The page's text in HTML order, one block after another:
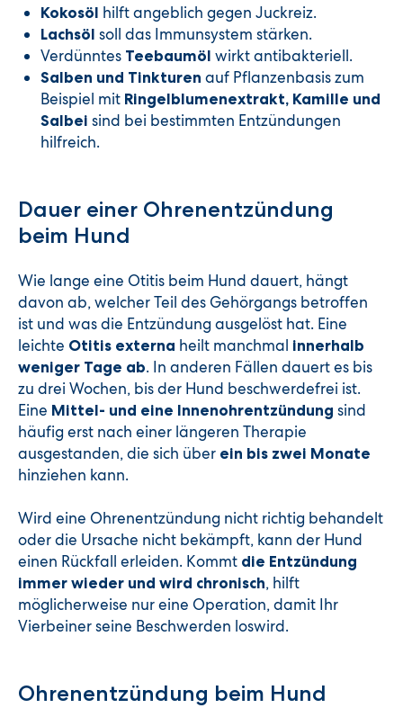
Kokosöl hilft angeblich gegen Juckreiz.
Lachsöl soll das Immunsystem stärken.
Verdünntes Teebaumöl wirkt antibakteriell.
Salben und Tinkturen auf Pflanzenbasis zum
Beispiel mit Ringelblumenextrakt, Kamille und
Salbei sind bei bestimmten Entzündungen
hilfreich.
Dauer einer Ohrenentzündung
beim Hund
Wie lange eine Otitis beim Hund dauert, hängt
davon ab, welcher Teil des Gehörgangs betroffen
ist und was die Entzündung ausgelöst hat. Eine
leichte Otitis externa heilt manchmal innerhalb
weniger Tage ab. In anderen Fällen dauert es bis
zu drei Wochen, bis der Hund beschwerdefrei ist.
Eine Mittel- und eine Innenohrentzündung sind
häufig erst nach einer längeren Therapie
ausgestanden, die sich über ein bis zwei Monate
hinziehen kann.
Wird eine Ohrenentzündung nicht richtig behandelt
oder die Ursache nicht bekämpft, kann der Hund
einen Rückfall erleiden. Kommt die Entzündung
immer wieder und wird chronisch, hilft
möglicherweise nur eine Operation, damit Ihr
Vierbeiner seine Beschwerden loswird.
Ohrenentzündung beim Hund